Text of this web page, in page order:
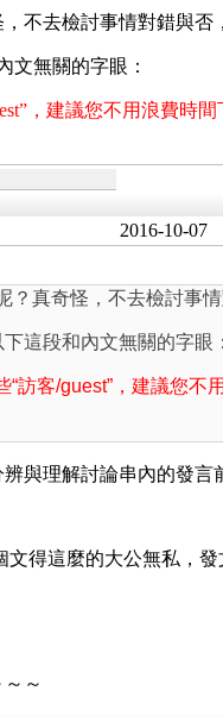
不去檢討事情對錯與
文無關的字眼：
，建議您不用浪費時間
2016-10-07
？真奇怪，不去檢討事
這段和內文無關的字眼：
“訪客/guest”，建議您不
與理解討論串內的發言
得這麼的大公無私，發
～